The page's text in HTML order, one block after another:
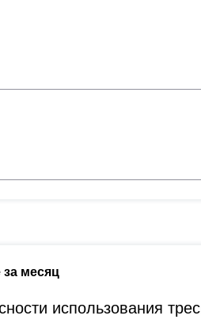
месяц
использования